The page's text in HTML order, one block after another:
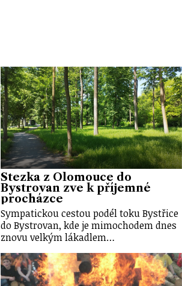
Stezka z Olomouce do
Bystrovan zve k příjemné
procházce
Sympatickou cestou podél toku Bystřice
do Bystrovan, kde je mimochodem dnes
znovu velkým lákadlem…